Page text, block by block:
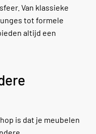
Van klassieke
tot formele
altijd een
is dat je meubelen